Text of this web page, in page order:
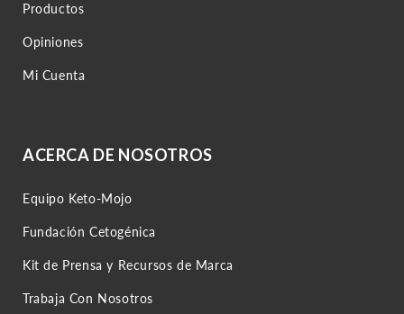
Productos
Opiniones
Mi Cuenta
ACERCA DE NOSOTROS
Equipo Keto-Mojo
Fundación Cetogénica
Kit de Prensa y Recursos de Marca
Trabaja Con Nosotros